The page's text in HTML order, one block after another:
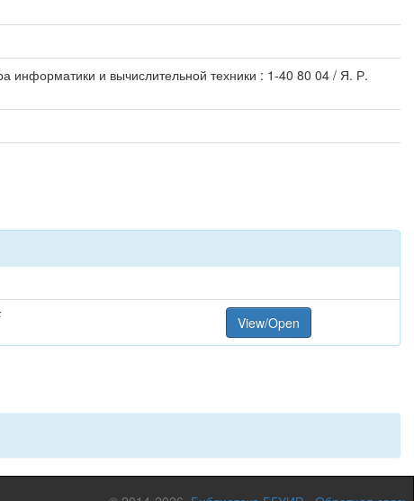
информатики и вычислительной техники : 1-40 80 04 / Я. Р.
View/Open